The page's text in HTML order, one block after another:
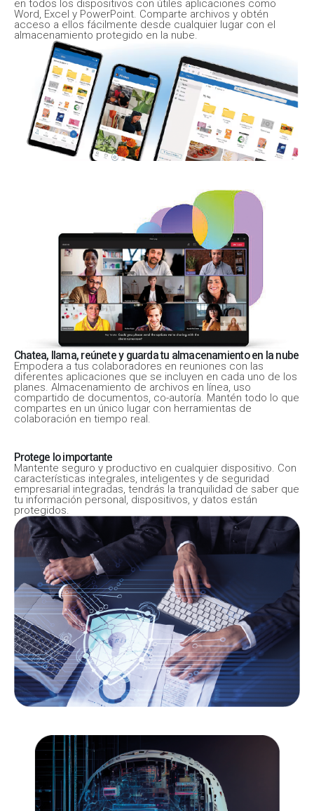
en todos los dispositivos con útiles aplicaciones como
Word, Excel y PowerPoint. Comparte archivos y obtén
acceso a ellos fácilmente desde cualquier lugar con el
almacenamiento protegido en la nube.
Chatea, llama, reúnete y guarda tu almacenamiento en la nube
Empodera a tus colaboradores en reuniones con las
diferentes aplicaciones que se incluyen en cada uno de los
planes. Almacenamiento de archivos en línea, uso
compartido de documentos, co-autoría. Mantén todo lo que
compartes en un único lugar con herramientas de
colaboración en tiempo real.
Protege lo importante
Mantente seguro y productivo en cualquier dispositivo. Con
características integrales, inteligentes y de seguridad
empresarial integradas, tendrás la tranquilidad de saber que
tu información personal, dispositivos, y datos están
protegidos.